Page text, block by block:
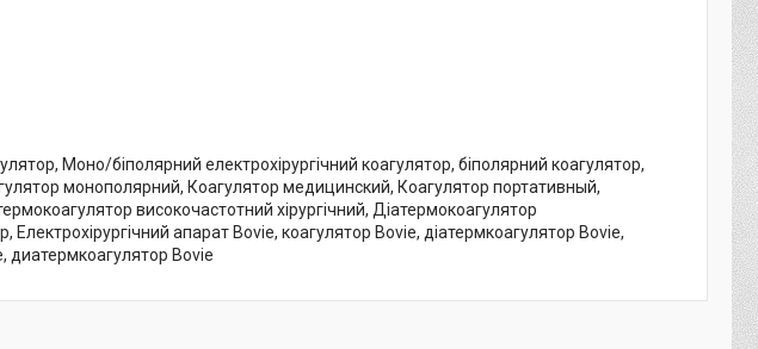
Моно/біполярний електрохірургічний коагулятор, біполярний коагулятор,
монополярний, Коагулятор медицинский, Коагулятор портативный,
високочастотний хірургічний, Діатермокоагулятор
апарат Bovie, коагулятор Bovie, діатермкоагулятор Bovie,
диатермкоагулятор Bovie